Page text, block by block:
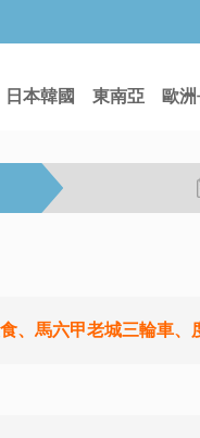
日本韓國 東南亞 歐
、馬六甲老城三輪車、